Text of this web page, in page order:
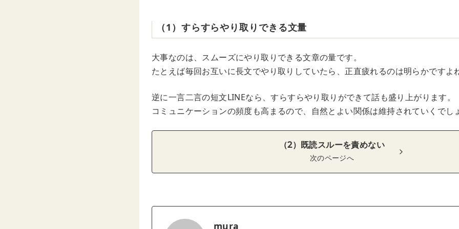
（1）すらすらやり取りできる文量
大事なのは、スムーズにやり取りできる文章の量です。
たとえば毎回お互いに長文でやり取りしていたら、正直疲れるのは明らかですよね
逆に一言二言の短文LINEなら、すらすらやり取りができて話も盛り上がります。
コミュニケーションの頻度も高まるので、自然とよい関係は維持されていくでし
（2）既読スルーを責めない
次のページへ
mura